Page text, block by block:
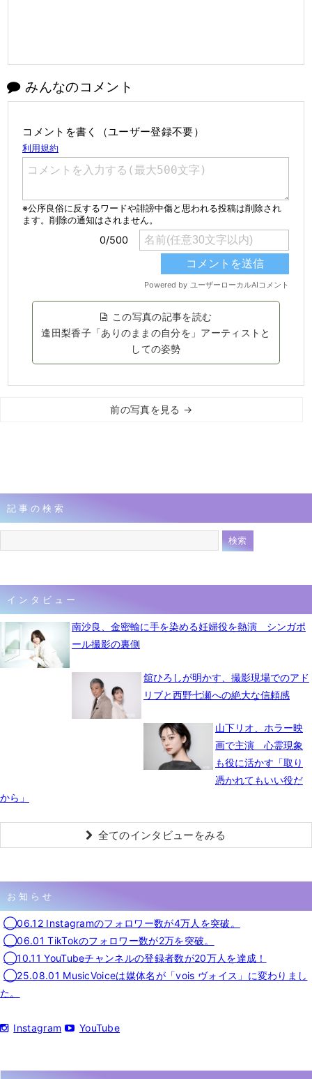
みんなのコメント
コメントを書く（ユーザー登録不要）
この写真の記事を読む
逢田梨香子「ありのままの自分を」アーティストと
しての姿勢
前の写真を見る →
記事の検索
インタビュー
南沙良、金密輸に手を染める妊婦役を熱演 シンガポ
ール撮影の裏側
舘ひろしが明かす、撮影現場でのアド
リブと西野七瀬への絶大な信頼感
山下リオ、ホラー映
画で主演 心霊現象
も役に活かす「取り
憑かれてもいい役だ
から」
全てのインタビューをみる
お知らせ
◯06.12 Instagramのフォロワー数が4万人を突破。
◯06.01 TikTokのフォロワー数が2万を突破。
◯10.11 YouTubeチャンネルの登録者数が20万人を達成！
◯25.08.01 MusicVoiceは媒体名が「vois ヴォイス」に変わりまし
た。
Instagram YouTube